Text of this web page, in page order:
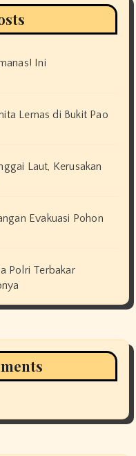
Ini
Lemas di Bukit Pao
Laut, Kerusakan
Evakuasi Pohon
Polri Terbakar